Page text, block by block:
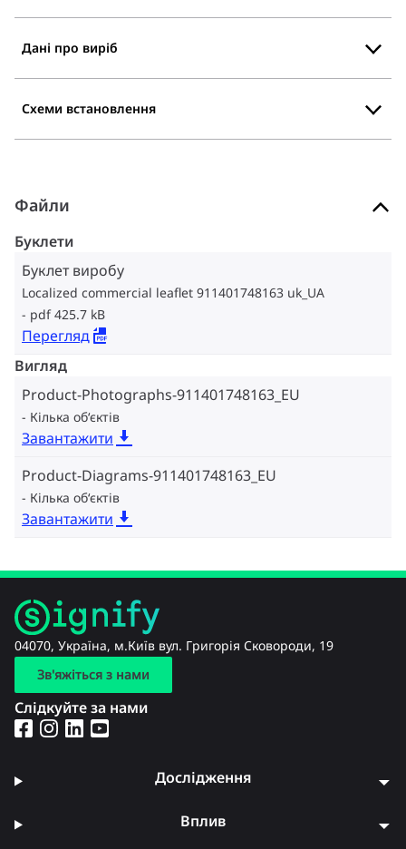
Дані про виріб
Схеми встановлення
Файли
Буклети
Буклет виробу
Localized commercial leaflet 911401748163 uk_UA
pdf 425.7 kB
Перегляд
Вигляд
Product-Photographs-911401748163_EU
Кілька об‘єктів
Завантажити
Product-Diagrams-911401748163_EU
Кілька об‘єктів
Завантажити
04070, Україна, м.Київ вул. Григорія Сковороди, 19
Зв'яжіться з нами
Слідкуйте за нами
Дослідження
Вплив